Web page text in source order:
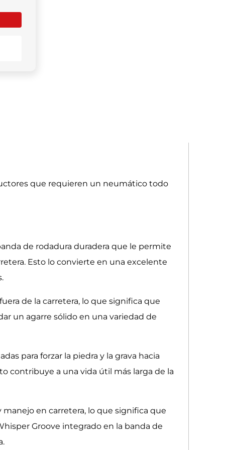
que requieren un neumático todo
de rodadura duradera que le permite
Esto lo convierte en una excelente
de la carretera, lo que significa que
un agarre sólido en una variedad de
para forzar la piedra y la grava hacia
contribuye a una vida útil más larga de la
en carretera, lo que significa que
Groove integrado en la banda de